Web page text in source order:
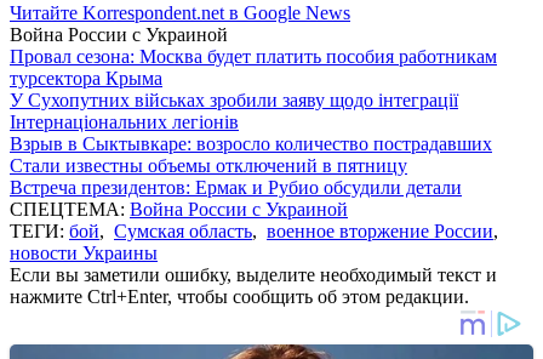
Читайте Korrespondent.net в Google News
Война России с Украиной
Провал сезона: Москва будет платить пособия работникам
турсектора Крыма
У Сухопутних військах зробили заяву щодо інтеграції
Інтернаціональних легіонів
Взрыв в Сыктывкаре: возросло количество пострадавших
Стали известны объемы отключений в пятницу
Встреча президентов: Ермак и Рубио обсудили детали
СПЕЦТЕМА: Война России с Украиной
ТЕГИ: бой, Сумская область, военное вторжение России,
новости Украины
Если вы заметили ошибку, выделите необходимый текст и
нажмите Ctrl+Enter, чтобы сообщить об этом редакции.